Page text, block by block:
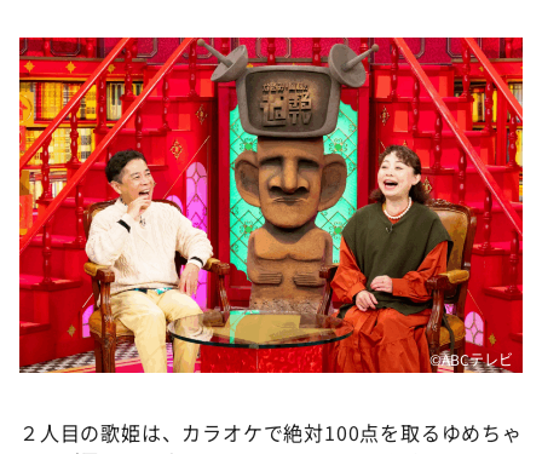
©ABCテレビ
２人目の歌姫は、カラオケで絶対100点を取るゆめちゃ